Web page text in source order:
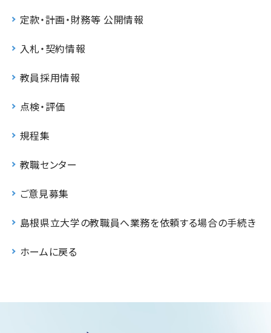
定款・計画・財務等 公開情報
入札・契約情報
教員採用情報
点検・評価
規程集
教職センター
ご意見募集
島根県立大学の教職員へ業務を依頼する場合の手続き
ホームに戻る